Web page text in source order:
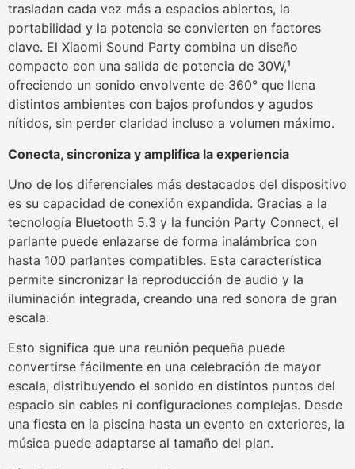
trasladan cada vez más a espacios abiertos, la
portabilidad y la potencia se convierten en factores
clave. El Xiaomi Sound Party combina un diseño
compacto con una salida de potencia de 30W,¹
ofreciendo un sonido envolvente de 360° que llena
distintos ambientes con bajos profundos y agudos
nítidos, sin perder claridad incluso a volumen máximo.
Conecta, sincroniza y amplifica la experiencia
Uno de los diferenciales más destacados del dispositivo
es su capacidad de conexión expandida. Gracias a la
tecnología Bluetooth 5.3 y la función Party Connect, el
parlante puede enlazarse de forma inalámbrica con
hasta 100 parlantes compatibles. Esta característica
permite sincronizar la reproducción de audio y la
iluminación integrada, creando una red sonora de gran
escala.
Esto significa que una reunión pequeña puede
convertirse fácilmente en una celebración de mayor
escala, distribuyendo el sonido en distintos puntos del
espacio sin cables ni configuraciones complejas. Desde
una fiesta en la piscina hasta un evento en exteriores, la
música puede adaptarse al tamaño del plan.